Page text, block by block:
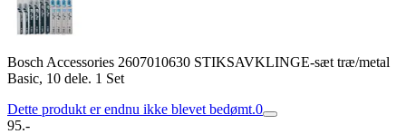
Bosch Accessories 2607010630 STIKSAVKLINGE-sæt træ/metal
Basic, 10 dele. 1 Set
Dette produkt er endnu ikke blevet bedømt.0
95.-